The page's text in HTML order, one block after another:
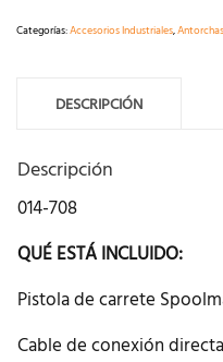
Categorías:Accesorios Industriales,
DESCRIPCIÓN
Descripción
014-708
QUÉ ESTÁ INCLUIDO:
Pistola de carrete
Cable de conexión